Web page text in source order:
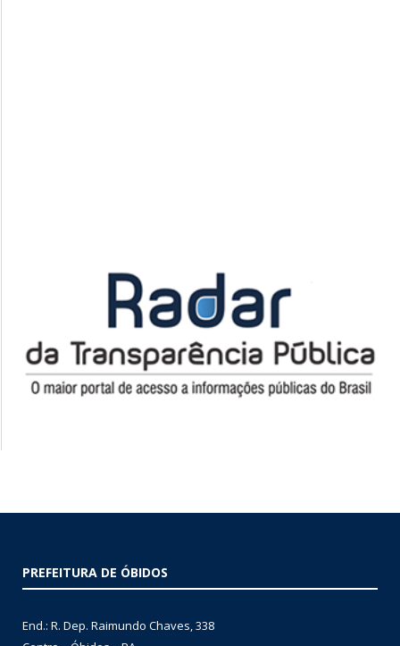
PREFEITURA DE ÓBIDOS
End.: R. Dep. Raimundo Chaves, 338